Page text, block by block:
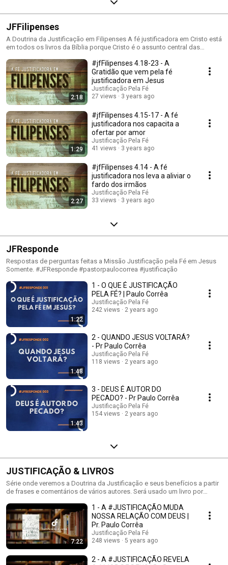
JFFilipenses
A Doutrina da Justificação em Filipenses A fé justificadora em Cristo está
em todos os livros da Bíblia porque Cristo é o assunto central das
2:18
#jfFilipenses 4.18-23 - A
Gratidão que vem pela fé
justificadora em Jesus
Justificação Pela Fé
27 views
3 years ago
1:29
#jfFilipenses 4.15-17 - A fé
justificadora nos capacita a
ofertar por amor
Justificação Pela Fé
41 views
3 years ago
2:27
#jfFilipenses 4.14 - A fé
justificadora nos leva a aliviar o
fardo dos irmãos
Justificação Pela Fé
33 views
3 years ago
JFResponde
Respostas de perguntas feitas a Missão Justificação pela Fé em Jesus
Somente. #JFResponde #pastorpaulocorrea #justificação
1:22
1 - O QUE É JUSTIFICAÇÃO
PELA FÉ? | Paulo Corrêa
Justificação Pela Fé
242 views
2 years ago
1:48
2 - QUANDO JESUS VOLTARÁ?
- Pr Paulo Corrêa
Justificação Pela Fé
118 views
2 years ago
1:43
3 - DEUS É AUTOR DO
PECADO? - Pr Paulo Corrêa
Justificação Pela Fé
154 views
2 years ago
JUSTIFICAÇÃO & LIVROS
Série onde veremos a Doutrina da Justificação e seus benefícios a partir
de frases e comentários de vários autores. Será usado um livro por
7:22
1 - A #JUSTIFICAÇÃO MUDA
NOSSA RELAÇÃO COM DEUS |
Pr. Paulo Corrêa
Justificação Pela Fé
248 views
5 years ago
2 - A #JUSTIFICAÇÃO REVELA